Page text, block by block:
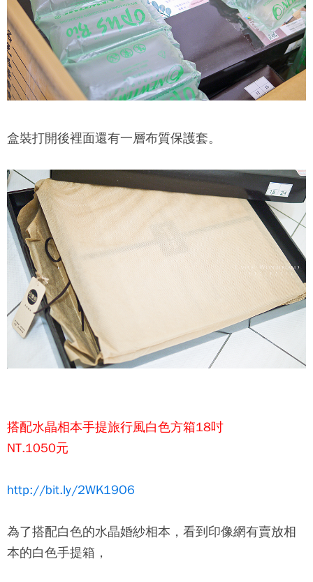
盒裝打開後裡面還有一層布質保護套。
搭配水晶相本手提旅行風白色方箱18吋
NT.1050元
http://bit.ly/2WK19O6
為了搭配白色的水晶婚紗相本，看到印像網有賣放相
本的白色手提箱，